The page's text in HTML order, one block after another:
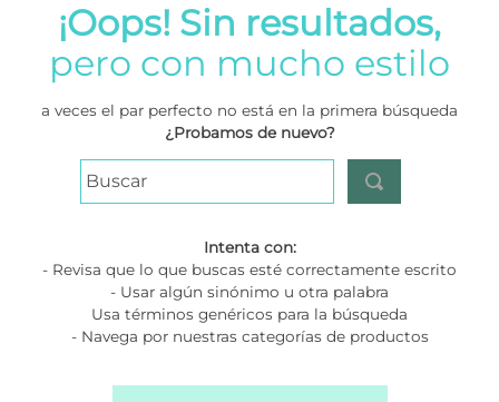
¡Oops! Sin resultados,
pero con mucho estilo
a veces el par perfecto no está en la primera búsqueda
¿Probamos de nuevo?
Intenta con:
- Revisa que lo que buscas esté correctamente escrito
- Usar algún sinónimo u otra palabra
Usa términos genéricos para la búsqueda
- Navega por nuestras categorías de productos